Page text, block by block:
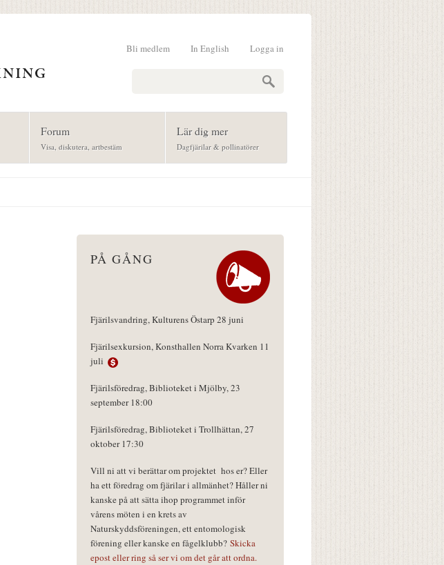
Logga in
In English
Bli medlem
Forum
Visa, diskutera, artbestäm
Lär dig mer
Dagfjärilar & pollinatörer
PÅ GÅNG
Fjärilsvandring, Kulturens Östarp 28 juni
Fjärilsexkursion, Konsthallen Norra Kvarken 11
juli
Fjärilsföredrag, Biblioteket i Mjölby, 23
september 18:00
Fjärilsföredrag, Biblioteket i Trollhättan, 27
oktober 17:30
Vill ni att vi berättar om projektet hos er? Eller
ha ett föredrag om fjärilar i allmänhet? Håller ni
kanske på att sätta ihop programmet inför
vårens möten i en krets av
Naturskyddsföreningen, ett entomologisk
förening eller kanske en fågelklubb? Skicka
epost eller ring så ser vi om det går att ordna.